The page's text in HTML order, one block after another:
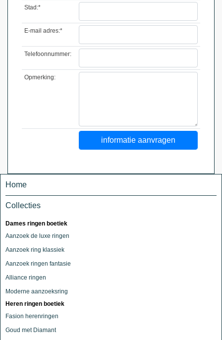
Stad:*
E-mail adres:*
Telefoonnummer:
Opmerking:
Home
Collecties
Dames ringen boetiek
Aanzoek de luxe ringen
Aanzoek ring klassiek
Aanzoek ringen fantasie
Alliance ringen
Moderne aanzoeksring
Heren ringen boetiek
Fasion herenringen
Goud met Diamant